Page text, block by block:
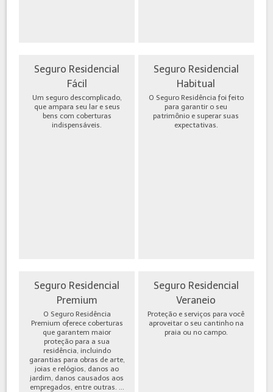
Seguro Residencial
Fácil
Um seguro descomplicado,
que ampara seu lar e seus
bens com coberturas
indispensáveis.
Seguro Residencial
Habitual
O Seguro Residência foi feito
para garantir o seu
patrimônio e superar suas
expectativas.
Seguro Residencial
Premium
O Seguro Residência
Premium oferece coberturas
que garantem maior
proteção para a sua
residência, incluindo
garantias para obras de arte,
joias e relógios, danos ao
jardim, danos causados aos
empregados, entre outras. ...
Seguro Residencial
Veraneio
Proteção e serviços para você
aproveitar o seu cantinho na
praia ou no campo.